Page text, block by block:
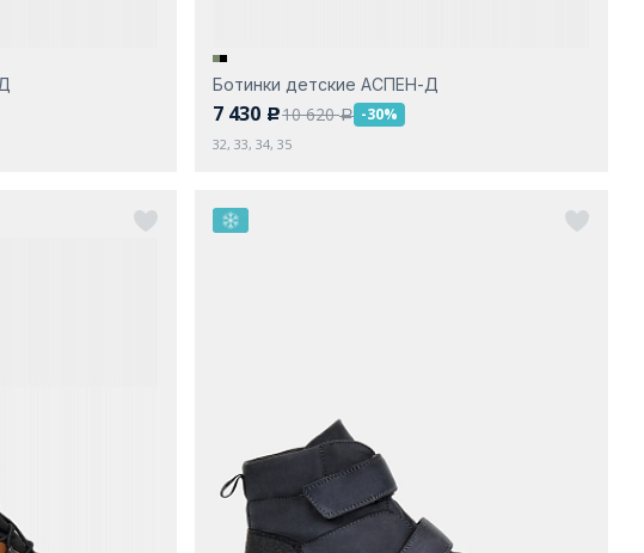
Ботинки детские АСПЕН-Д
7 430 c10 620a -30%
32, 33, 34, 35